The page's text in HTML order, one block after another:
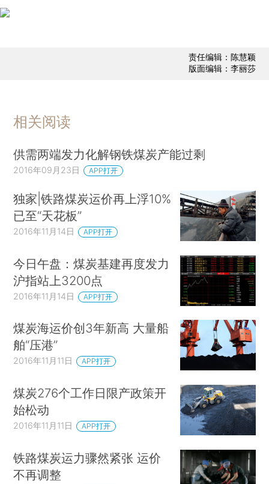
责任编辑：陈慧颖
版面编辑：李丽莎
相关阅读
供需两端发力化解钢铁煤炭产能过剩
2016年09月23日 APP打开
独家|铁路煤炭运价再上浮10%
已至“天花板”
2016年11月14日 APP打开
今日午盘：煤炭基建再度发力
沪指站上3200点
2016年11月14日 APP打开
煤炭海运价创3年新高 大量船
舶“压港”
2016年11月11日 APP打开
煤炭276个工作日限产政策开
始松动
2016年11月11日 APP打开
铁路煤炭运力骤然紧张 运价
不再调整